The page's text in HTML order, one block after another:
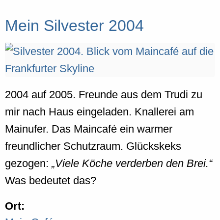
Mein Silvester 2004
2004 auf 2005. Freunde aus dem Trudi zu
mir nach Haus eingeladen. Knallerei am
Mainufer. Das Maincafé ein warmer
freundlicher Schutzraum. Glückskeks
gezogen:
Viele Köche verderben den Brei.
Was bedeutet das?
Ort: